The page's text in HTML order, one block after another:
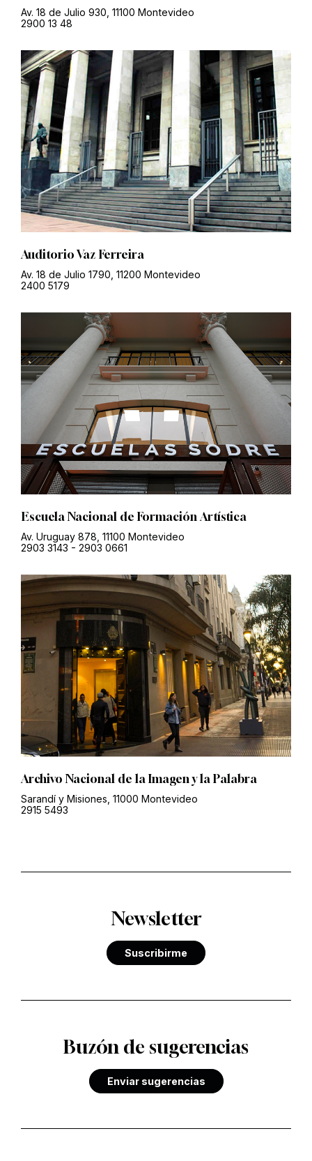
Av. 18 de Julio 930, 11100 Montevideo
2900 13 48
Auditorio Vaz Ferreira
Av. 18 de Julio 1790, 11200 Montevideo
2400 5179
Escuela Nacional de Formación Artística
Av. Uruguay 878, 11100 Montevideo
2903 3143 - 2903 0661
Archivo Nacional de la Imagen y la Palabra
Sarandí y Misiones, 11000 Montevideo
2915 5493
Newsletter
Suscribirme
Buzón de sugerencias
Enviar sugerencias